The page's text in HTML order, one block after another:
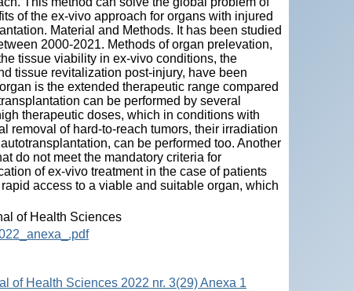
of the ex-vivo approach for organs with injured
Material and Methods. It has been studied
2000-2021. Methods of organ prelevation,
tissue viability in ex-vivo conditions, the
tissue revitalization post-injury, have been
is the extended therapeutic range compared
can be performed by several
therapeutic doses, which in conditions with
removal of hard-to-reach tumors, their irradiation
can be performed too. Another
do not meet the mandatory criteria for
of ex-vivo treatment in the case of patients
access to a viable and suitable organ, which
of Health Sciences
of Health Sciences 2022 nr. 3(29) Anexa 1